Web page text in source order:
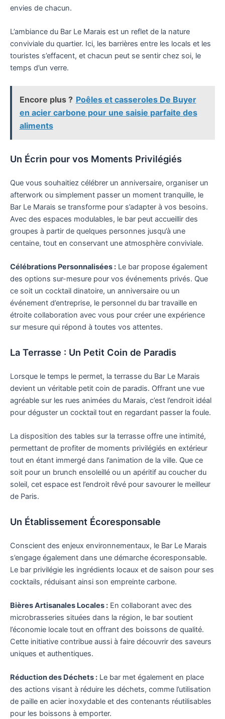
envies de chacun.
L’ambiance du Bar Le Marais est un reflet de la nature
conviviale du quartier. Ici, les barrières entre les locals et les
touristes s’effacent, et chacun peut se sentir chez soi, le
temps d’un verre.
Encore plus ? Poêles et casseroles De Buyer
en acier carbone pour une saisie parfaite des
aliments
Un Écrin pour vos Moments Privilégiés
Que vous souhaitiez célébrer un anniversaire, organiser un
afterwork ou simplement passer un moment tranquille, le
Bar Le Marais se transforme pour s’adapter à vos besoins.
Avec des espaces modulables, le bar peut accueillir des
groupes à partir de quelques personnes jusqu’à une
centaine, tout en conservant une atmosphère conviviale.
Célébrations Personnalisées : Le bar propose également
des options sur-mesure pour vos événements privés. Que
ce soit un cocktail dinatoire, un anniversaire ou un
événement d’entreprise, le personnel du bar travaille en
étroite collaboration avec vous pour créer une expérience
sur mesure qui répond à toutes vos attentes.
La Terrasse : Un Petit Coin de Paradis
Lorsque le temps le permet, la terrasse du Bar Le Marais
devient un véritable petit coin de paradis. Offrant une vue
agréable sur les rues animées du Marais, c’est l’endroit idéal
pour déguster un cocktail tout en regardant passer la foule.
La disposition des tables sur la terrasse offre une intimité,
permettant de profiter de moments privilégiés en extérieur
tout en étant immergé dans l’animation de la ville. Que ce
soit pour un brunch ensoleillé ou un apéritif au coucher du
soleil, cet espace est l’endroit rêvé pour savourer le meilleur
de Paris.
Un Établissement Écoresponsable
Conscient des enjeux environnementaux, le Bar Le Marais
s’engage également dans une démarche écoresponsable.
Le bar privilégie les ingrédients locaux et de saison pour ses
cocktails, réduisant ainsi son empreinte carbone.
Bières Artisanales Locales : En collaborant avec des
microbrasseries situées dans la région, le bar soutient
l’économie locale tout en offrant des boissons de qualité.
Cette initiative contribue aussi à faire découvrir des saveurs
uniques et authentiques.
Réduction des Déchets : Le bar met également en place
des actions visant à réduire les déchets, comme l’utilisation
de paille en acier inoxydable et des contenants réutilisables
pour les boissons à emporter.